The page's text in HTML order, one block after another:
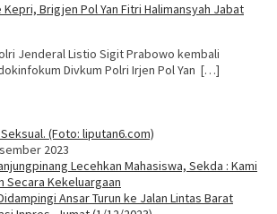
Brigjen Pol Yan Fitri Halimansyah Jabat
Jenderal Listio Sigit Prabowo kembali
Divkum Polri Irjen Pol Yan […]
2023
Lecehkan Mahasiswa, Sekda : Kami
Secara Kekeluargaan